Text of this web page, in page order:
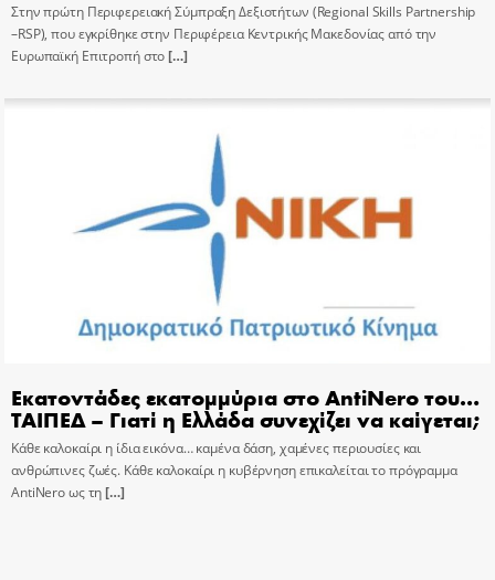
Στην πρώτη Περιφερειακή Σύμπραξη Δεξιοτήτων (Regional Skills Partnership
–RSP), που εγκρίθηκε στην Περιφέρεια Κεντρικής Μακεδονίας από την
Ευρωπαϊκή Επιτροπή στο[…]
Εκατοντάδες εκατομμύρια στο AntiNero του…
ΤΑΙΠΕΔ – Γιατί η Ελλάδα συνεχίζει να καίγεται;
Κάθε καλοκαίρι η ίδια εικόνα… καμένα δάση, χαμένες περιουσίες και
ανθρώπινες ζωές. Κάθε καλοκαίρι η κυβέρνηση επικαλείται το πρόγραμμα
AntiNero ως τη[…]